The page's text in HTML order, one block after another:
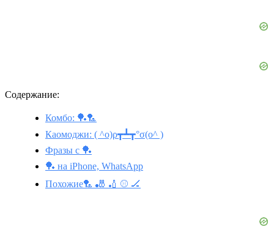
Содержание:
Комбо: 🏓🏸
Каомоджи: ( ^o)ρ┳┻┳°σ(o^ )
Фразы с 🏓
🏓 на iPhone, WhatsApp
Похожие🏸 🎳 🏏 ⚾ 🏒